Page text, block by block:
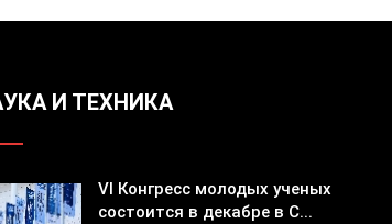
И ТЕХНИКА
VI Конгресс молодых ученых
состоится в декабре в С...